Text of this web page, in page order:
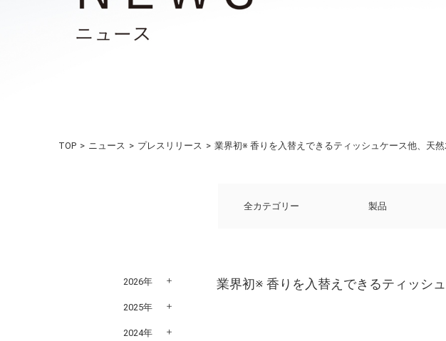
TOP ニュース プレスリリース 業界初※ 香りを入替えできるティッシュケース他、天
全カテゴリー 製品
業界初※ 香りを入替えできるティッシ
2026年
2025年
2024年